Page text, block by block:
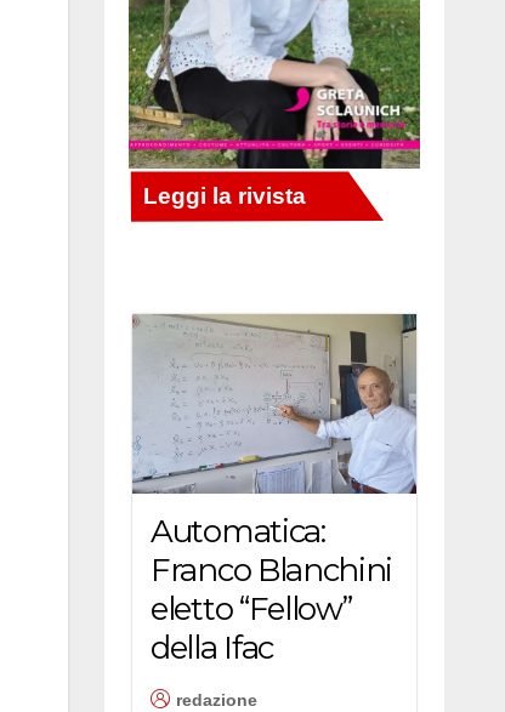
Automatica:
Franco Blanchini
eletto “Fellow”
della Ifac
redazione